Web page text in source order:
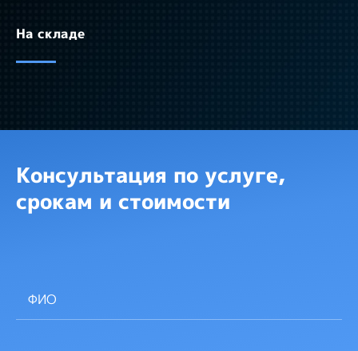
На складе
Консультация по услуге,
срокам и стоимости